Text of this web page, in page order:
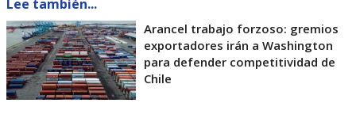
Lee también...
Arancel trabajo forzoso: gremios
exportadores irán a Washington
para defender competitividad de
Chile